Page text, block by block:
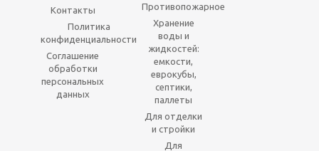
Контакты
Политика
конфиденциальности
Соглашение
обработки
персональных
данных
Противопожарное
Хранение
воды и
жидкостей:
емкости,
еврокубы,
септики,
паллеты
Для отделки
и стройки
Для